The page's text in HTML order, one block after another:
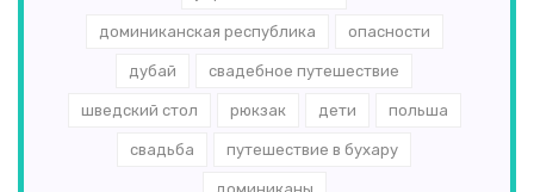
доминиканская республика опасности
дубай свадебное путешествие
шведский стол рюкзак дети польша
свадьба путешествие в бухару